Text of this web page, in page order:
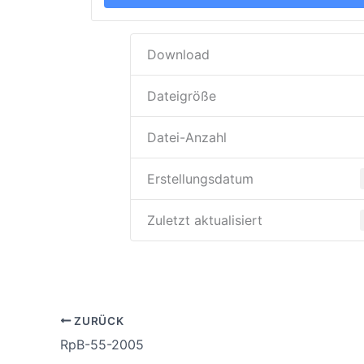
Download
Dateigröße
Datei-Anzahl
Erstellungsdatum
Zuletzt aktualisiert
ZURÜCK
RpB-55-2005